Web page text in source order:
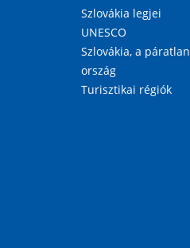
Szlovákia legjei
UNESCO
Szlovákia, a páratlan
ország
Turisztikai régiók